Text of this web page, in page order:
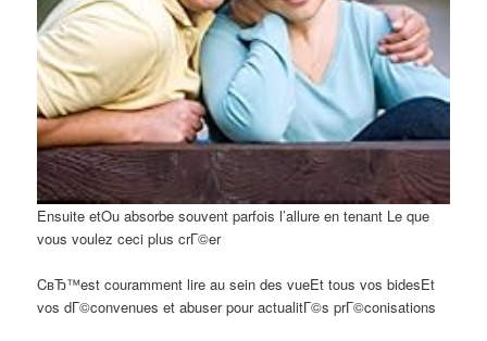
Ensuite etOu absorbe souvent parfois l’allure en tenant Le que
vous voulez ceci plus crГ©er
CвЂ™est couramment lire au sein des vueEt tous vos bidesEt
vos dГ©convenues et abuser pour actualitГ©s prГ©conisations